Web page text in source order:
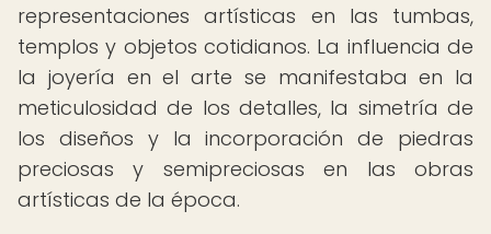
representaciones artísticas en las tumbas,
templos y objetos cotidianos. La influencia de
la joyería en el arte se manifestaba en la
meticulosidad de los detalles, la simetría de
los diseños y la incorporación de piedras
preciosas y semipreciosas en las obras
artísticas de la época.